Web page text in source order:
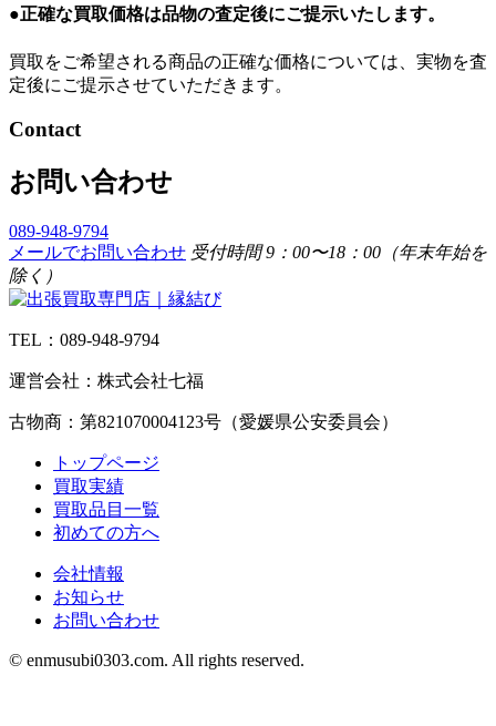
●正確な買取価格は品物の査定後にご提示いたします。
買取をご希望される商品の正確な価格については、実物を査
定後にご提示させていただきます。
Contact
お問い合わせ
089-948-9794
メールでお問い合わせ 受付時間 9：00〜18：00（年末年始を
除く）
TEL：089-948-9794
運営会社：株式会社七福
古物商：第821070004123号（愛媛県公安委員会）
トップページ
買取実績
買取品目一覧
初めての方へ
会社情報
お知らせ
お問い合わせ
©︎ enmusubi0303.com. All rights reserved.